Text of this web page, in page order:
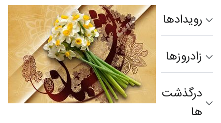
رویدادها
زادروزها
درگذشت‌
ها